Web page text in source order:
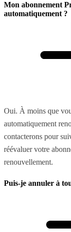
Mon abonnement
automatiquement ?
Oui. À moins que
automatiquement
contacterons pour
réévaluer votre
renouvellement.
Puis-je annuler à